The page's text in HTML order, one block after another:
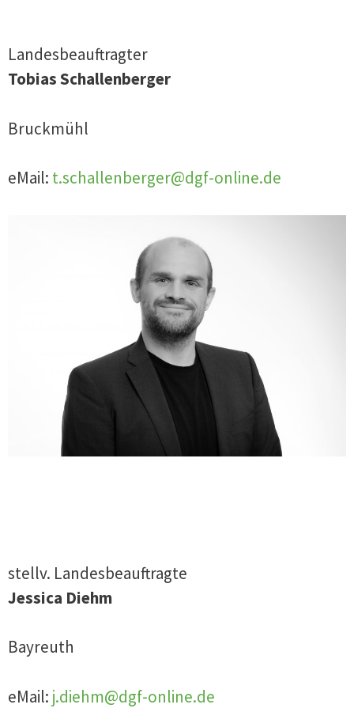
Deggendorf –Hier
Informationen
Landesbeauftragter
Tobias Schallenberger
Bruckmühl
eMail: t.schallenberger@dgf-online.de
stellv. Landesbeauftragte
Jessica Diehm
Bayreuth
eMail: j.diehm@dgf-online.de